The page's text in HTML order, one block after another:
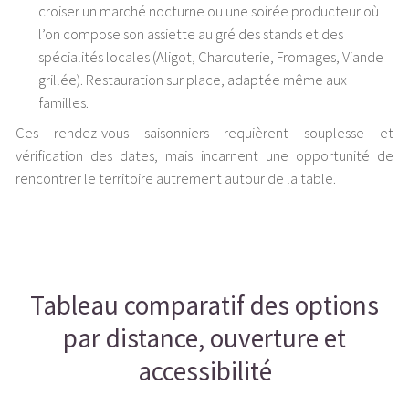
croiser un marché nocturne ou une soirée producteur où
l’on compose son assiette au gré des stands et des
spécialités locales (Aligot, Charcuterie, Fromages, Viande
grillée). Restauration sur place, adaptée même aux
familles.
Ces rendez-vous saisonniers requièrent souplesse et
vérification des dates, mais incarnent une opportunité de
rencontrer le territoire autrement autour de la table.
Tableau comparatif des options
par distance, ouverture et
accessibilité